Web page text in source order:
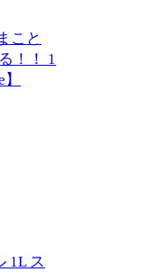
こと
！！ 1
1L ス